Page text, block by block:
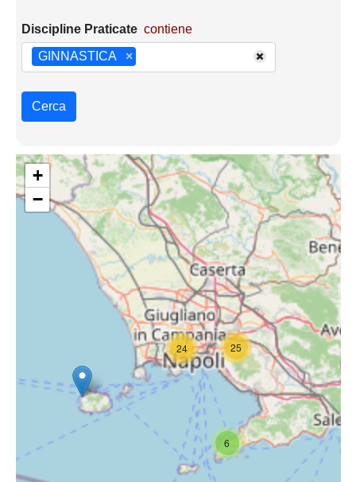
Discipline Praticate contiene
×
GINNASTICA
Cerca
6
24 25
+
−